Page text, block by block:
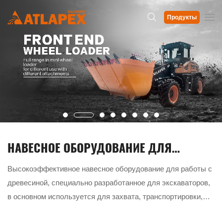
Продукты
НАВЕСНОЕ ОБОРУДОВАНИЕ ДЛЯ
ЭКСКАВАТОРОВ – ЗАХВАТ ДЛЯ
ДРЕВЕСИНЫ
Высокоэффективное навесное оборудование для работы с
древесиной, специально разработанное для экскаваторов,
в основном используется для захвата, транспортировки,